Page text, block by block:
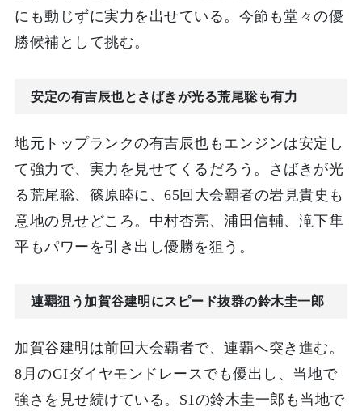
にも動じずに実力を出せている。今節も堂々の優
勝候補として挑む。
安定の有吉辰也とさばきが光る荒尾聡も有力
地元トップランクの有吉辰也もエンジンは安定し
て強力で、実力を見せてくるだろう。さばきが光
る荒尾聡、篠原睦に、65回大会覇者の岩見貴史も
意地の見せどころ。中村杏亮、浦田信輔、滝下隼
平もパワーを引き出し優勝を狙う。
連覇狙う加賀谷建明にスピード抜群の鈴木圭一郎
加賀谷建明は前回大会覇者で、連覇へ突き進む。
8月のGIダイヤモンドレースでも優出し、当地で
強さを見せ続けている。S1の鈴木圭一郎も当地で